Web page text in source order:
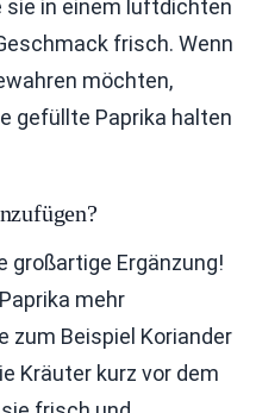
sie in einem luftdichten
frisch. Wenn
möchten,
gefüllte Paprika halten
großartige Ergänzung!
mehr
zum Beispiel Koriander
Kräuter kurz vor dem